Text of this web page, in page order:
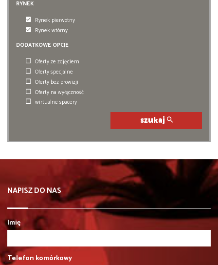
RYNEK
Rynek pierwotny
Rynek wtórny
DODATKOWE OPCJE
Oferty ze zdjęciem
Oferty specjalne
Oferty bez prowizji
Oferty na wyłączność
wirtualne spacery
szukaj
NAPISZ DO NAS
Imię
Telefon komórkowy